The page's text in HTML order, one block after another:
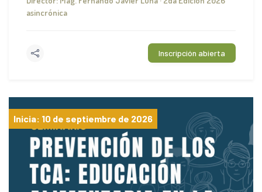
asincrónica
Inscripción abierta
Inicia: 10 de septiembre de 2026